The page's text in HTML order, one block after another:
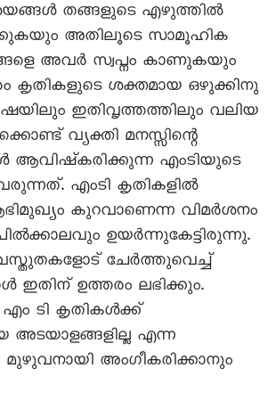
തങ്ങളുടെ എഴുത്തിൽ
അതിലൂടെ സാമൂഹിക
അവർ സ്വപ്നം കാണുകയും
കൃതികളുടെ ശക്തമായ ഒഴുക്കിനു
ഇതിവൃത്തത്തിലും വലിയ
വ്യക്തി മനസ്സിന്റെ
ആവിഷ്കരിക്കുന്ന എംടിയുടെ
എംടി കൃതികളിൽ
കുറവാണെന്ന വിമർശനം
ഉയർന്നുകേട്ടിരുന്നു.
ചേർത്തുവെച്ച്
ഇതിന് ഉത്തരം ലഭിക്കും.
ടി കൃതികൾക്ക്
എന്ന
അംഗീകരിക്കാനും